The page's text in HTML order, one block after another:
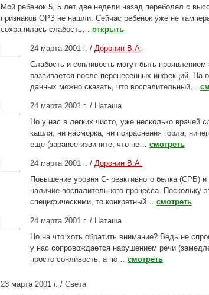
Мой ребенок 5, 5 лет две недели назад переболел с
признаков ОРЗ не нашли. Сейчас ребенок уже не
сохранилась слабость… открыть
24 марта 2001 г. / Доронин В.А.
Слабость и сонливость могут быть проявлением
развивается после перенесенных инфекций. На
данных можно сказать, что воспалительный…
24 марта 2001 г. / Наташа
Но у нас в легких чисто, уже несколько врачей
кашля, ни насморка, ни покраснения горла,
еще (заранее извините, что не… смотреть
24 марта 2001 г. / Доронин В.А.
Повышение уровня С- реактивного белка (CРБ)
наличие воспалительного процесса. Поскольку
специфическими, то конкретный… смотреть
24 марта 2001 г. / Наташа
Но на что хоть обратить внимание? Ведь не
у нас сопровождается нарушением речи
просто сонливость, а по… смотреть
23 марта 2001 г. / Света